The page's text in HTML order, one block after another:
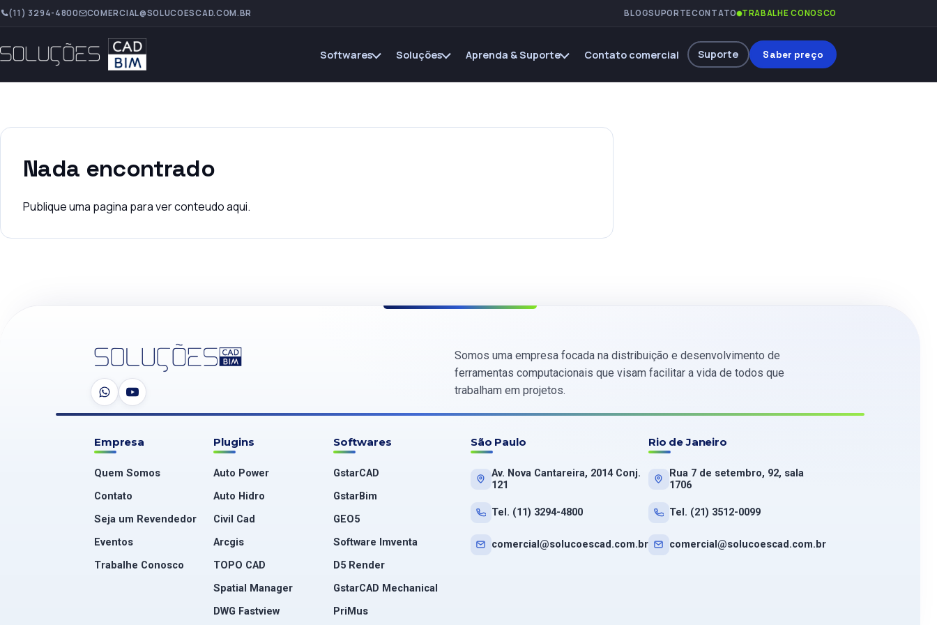
(11) 3294-4800 COMERCIAL@SOLUCOESCAD.COM.BR BLOGSUPORTECONTATO TRABALHE CONOSCO
Softwares Soluções Aprenda & Suporte Contato comercial Suporte Saber preço
Nada encontrado
Publique uma pagina para ver conteudo aqui.
Somos uma empresa focada na distribuição e desenvolvimento de
ferramentas computacionais que visam facilitar a vida de todos que
trabalham em projetos.
Empresa
Quem Somos
Contato
Seja um Revendedor
Eventos
Trabalhe Conosco
Plugins
Auto Power
Auto Hidro
Civil Cad
Arcgis
TOPO CAD
Spatial Manager
DWG Fastview
Softwares
GstarCAD
GstarBim
GEO5
Software Imventa
D5 Render
GstarCAD Mechanical
PriMus
São Paulo
Av. Nova Cantareira, 2014 Conj.
121
Tel. (11) 3294-4800
comercial@solucoescad.com.br
Rio de Janeiro
Rua 7 de setembro, 92, sala
1706
Tel. (21) 3512-0099
comercial@solucoescad.com.br